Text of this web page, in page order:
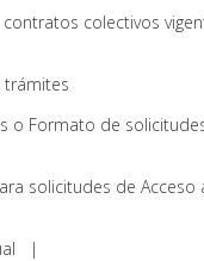
contratos colectivos
trámites
o Formato de
solicitudes de
|